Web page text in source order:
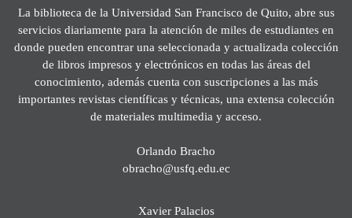
La biblioteca de la Universidad San Francisco de Quito, abre sus
servicios diariamente para la atención de miles de estudiantes en
donde pueden encontrar una seleccionada y actualizada colección
de libros impresos y electrónicos en todas las áreas del
conocimiento, además cuenta con suscripciones a las más
importantes revistas científicas y técnicas, una extensa colección
de materiales multimedia y acceso.
Orlando Bracho
obracho@usfq.edu.ec
Xavier Palacios